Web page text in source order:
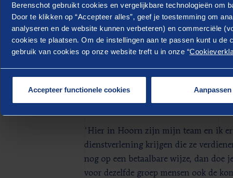
Berenschot gebruikt cookies en vergelijkbare technologieën om
Door te klikken op “Accepteer alles”, geef je toestemming om
analyseren en de website kunnen verbeteren) en commerciële
cookies te plaatsen. Om de instellingen aan te passen kunt u
gebruik van cookies op onze website treft u in onze “
Accepteer functionele cookies Aanpassen
Als je dat met zijn allen
ook nog op een
iets wat bijdraagt.
Iets wat bijdraagt
'Hier in Hoorn zijn mijn team en ik er
dienstverlening krijgen die ze
nog op een betaalbare wijze, dan doe
voor dezelfde groep mensen ook de